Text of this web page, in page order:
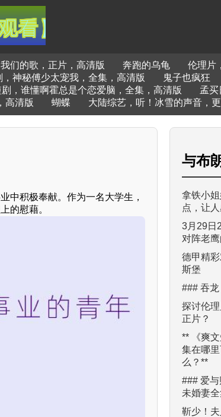
们的歌，正片，高清版 奔跑的乌龟 伦理片
，神秘傅少太宠我，全集，高清版 鬼子也疯狂
，谁懂啊霍总是个恋爱脑，全集，高清版 孟买
高清版 蝴蝶 大陆综艺，听！冰雪的声音，
中积极奉献。作为一名大学生，
的慰藉。
与布
拿铁小
点，让
3月29日
对阵老
德甲精
斯堡
### 吞
探讨伦
正片？
** 《爽
集在哪
么？**
### 爱
未婚妻
靳少！